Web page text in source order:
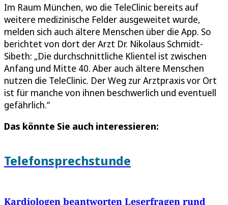
Im Raum München, wo die TeleClinic bereits auf
weitere medizinische Felder ausgeweitet wurde,
melden sich auch ältere Menschen über die App. So
berichtet von dort der Arzt Dr. Nikolaus Schmidt-
Sibeth: „Die durchschnittliche Klientel ist zwischen
Anfang und Mitte 40. Aber auch ältere Menschen
nutzen die TeleClinic. Der Weg zur Arztpraxis vor Ort
ist für manche von ihnen beschwerlich und eventuell
gefährlich.“
Das könnte Sie auch interessieren:
Telefonsprechstunde
Kardiologen beantworten Leserfragen rund